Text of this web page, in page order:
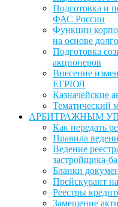
Подготовка и
ФАС России
Функции
на основе
Подготовка
акционеров
Внесение
ЕГРЮЛ
Казначейские
Тематический
АРБИТРАЖНЫМ
Как передать
Правила
Ведение
застройщика-
Бланки
Прейскурант
Реестры
Замещение